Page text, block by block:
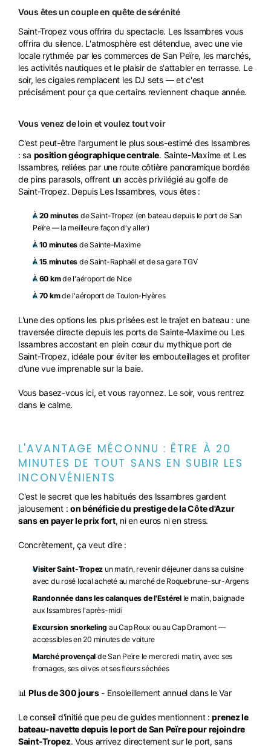
Vous êtes un couple en quête de sérénité
Saint-Tropez vous offrira du spectacle. Les Issambres vous
offrira du silence. L'atmosphère est détendue, avec une vie
locale rythmée par les commerces de San Peïre, les marchés,
les activités nautiques et le plaisir de s'attabler en terrasse. Le
soir, les cigales remplacent les DJ sets — et c'est
précisément pour ça que certains reviennent chaque année.
Vous venez de loin et voulez tout voir
C'est peut-être l'argument le plus sous-estimé des Issambres
: sa position géographique centrale. Sainte-Maxime et Les
Issambres, reliées par une route côtière panoramique bordée
de pins parasols, offrent un accès privilégié au golfe de
Saint-Tropez. Depuis Les Issambres, vous êtes :
À 20 minutes de Saint-Tropez (en bateau depuis le port de San
Peïre — la meilleure façon d'y aller)
À 10 minutes de Sainte-Maxime
À 15 minutes de Saint-Raphaël et de sa gare TGV
À 60 kmde l'aéroport de Nice
À 70 kmde l'aéroport de Toulon-Hyères
L'une des options les plus prisées est le trajet en bateau : une
traversée directe depuis les ports de Sainte-Maxime ou Les
Issambres accostant en plein cœur du mythique port de
Saint-Tropez, idéale pour éviter les embouteillages et profiter
d'une vue imprenable sur la baie.
Vous basez-vous ici, et vous rayonnez. Le soir, vous rentrez
dans le calme.
L'AVANTAGE MÉCONNU : ÊTRE À 20
MINUTES DE TOUT SANS EN SUBIR LES
INCONVÉNIENTS
C'est le secret que les habitués des Issambres gardent
jalousement :on bénéficie du prestige de la Côte d'Azur
sans en payer le prix fort, ni en euros ni en stress.
Concrètement, ça veut dire :
Visiter Saint-Tropez un matin, revenir déjeuner dans sa cuisine
avec du rosé local acheté au marché de Roquebrune-sur-Argens
Randonnée dans les calanques de l'Estérelle matin, baignade
aux Issambres l'après-midi
Excursion snorkeling au Cap Roux ou au Cap Dramont —
accessibles en 20 minutes de voiture
Marché provençal de San Peïre le mercredi matin, avec ses
fromages, ses olives et ses fleurs séchées
📊Plus de 300 jours- Ensoleillement annuel dans le Var
Le conseil d'initié que peu de guides mentionnent :prenez le
bateau-navette depuis le port de San Peïre pour rejoindre
Saint-Tropez. Vous arrivez directement sur le port, sans